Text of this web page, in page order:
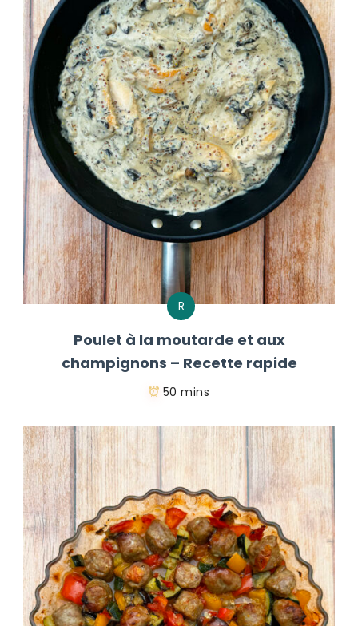
R
Poulet à la moutarde et aux
champignons – Recette rapide
50 mins